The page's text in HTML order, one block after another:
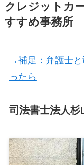
クレジットカ
すすめ事務所
→補足：弁護士と
ったら
司法書士法人杉